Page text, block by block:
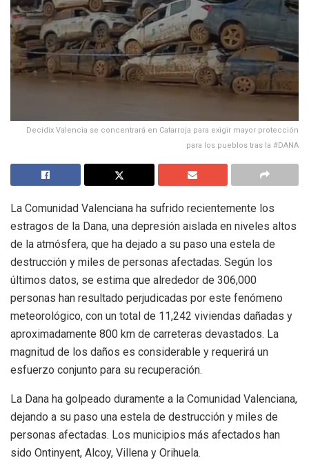
Decidix Valencia se concentrará en Catarroja para exigir mayor protección
para los pueblos tras la #DANA
La Comunidad Valenciana ha sufrido recientemente los
estragos de la Dana, una depresión aislada en niveles altos
de la atmósfera, que ha dejado a su paso una estela de
destrucción y miles de personas afectadas. Según los
últimos datos, se estima que alrededor de 306,000
personas han resultado perjudicadas por este fenómeno
meteorológico, con un total de 11,242 viviendas dañadas y
aproximadamente 800 km de carreteras devastados. La
magnitud de los daños es considerable y requerirá un
esfuerzo conjunto para su recuperación.
La Dana ha golpeado duramente a la Comunidad Valenciana,
dejando a su paso una estela de destrucción y miles de
personas afectadas. Los municipios más afectados han
sido Ontinyent, Alcoy, Villena y Orihuela.